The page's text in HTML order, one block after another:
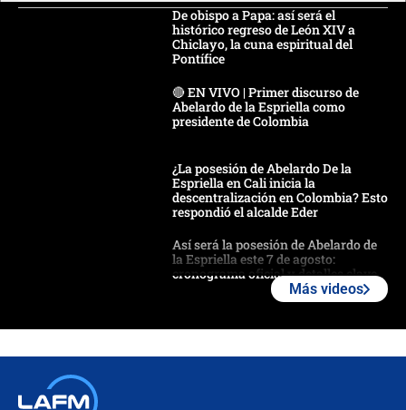
De obispo a Papa: así será el
histórico regreso de León XIV a
Chiclayo, la cuna espiritual del
Pontífice
🔴 EN VIVO | Primer discurso de
Abelardo de la Espriella como
presidente de Colombia
¿La posesión de Abelardo De la
Espriella en Cali inicia la
descentralización en Colombia? Esto
respondió el alcalde Eder
Así será la posesión de Abelardo de
la Espriella este 7 de agosto:
cronograma oficial y detalles clave
Más videos